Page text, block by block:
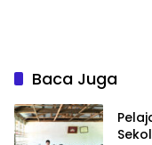
Baca Juga